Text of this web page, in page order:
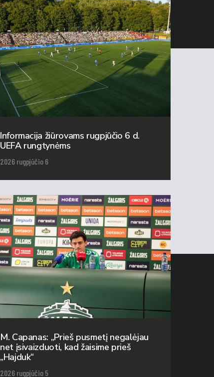
Informacija žiūrovams rugpjūčio 6 d.
UEFA rungtynėms
2026 rugpjūčio 6
M. Capanas: „Prieš pusmetį negalėjau
net įsivaizduoti, kad žaisime prieš
„Hajduk“
2026 rugpjūčio 5